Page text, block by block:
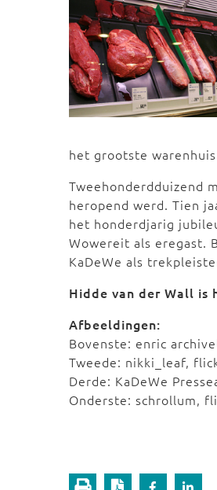
het grootste
Tweehonderdduizend
heropend werd. Tien
het honderdjarig
Wowereit als eregast.
KaDeWe als
Hidde van der Wall is
Afbeeldingen:
Bovenste: enric
Tweede: nikki_leaf,
Derde: KaDeWe
Onderste: schrollum,